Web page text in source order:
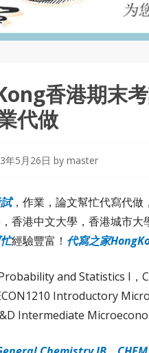
香港期末
代做
年5月26日 by master
，作業，論文幫忙代寫代
香港中文大學，香港城市
經驗豐富！ 代寫之家
and Statistics I
Introductory
Intermediate